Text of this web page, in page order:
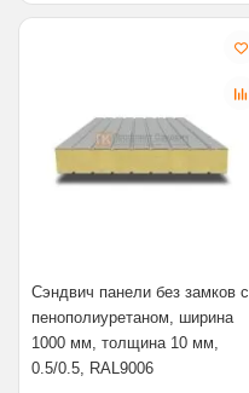
Сэндвич панели без замков с
пенополиуретаном, ширина
1000 мм, толщина 10 мм,
0.5/0.5, RAL9006